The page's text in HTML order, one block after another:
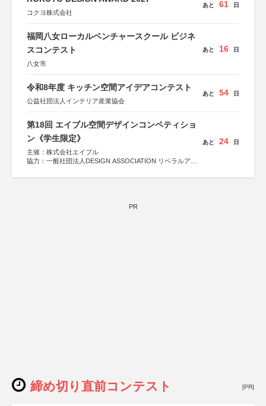
コクヨ株式会社
あと 61 日
福岡八女ローカルベンチャースクール ビジネ
スコンテスト
八女市
あと 16 日
令和8年度 キッチン空間アイデアコンテスト
公益社団法人インテリア産業協会
あと 54 日
第18回 エイブル空間デザインコンペティショ
ン《学生限定》
主催：株式会社エイブル
協力：一般社団法人DESIGN ASSOCIATION リベラルアー
運営：TOKYO COMPANY株式会社
あと 24 日
PR
締め切り直前コンテスト [PR]